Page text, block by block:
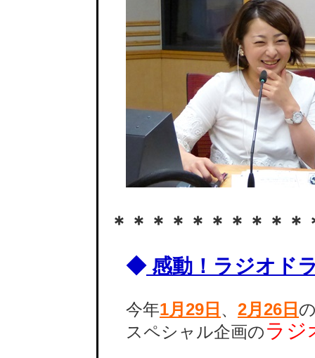
＊＊＊＊＊＊＊＊＊
◆感動！ラジオド
今年1月29日 、 2月26日
スペシャル企画のラジ